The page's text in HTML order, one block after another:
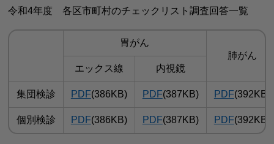
令和4年度 各区市町村のチェックリスト調査回答一覧
胃がん
肺がん
エックス線
内視鏡
集団検診 PDF(386KB) PDF(387KB) PDF(392KB)
個別検診 PDF(386KB) PDF(387KB) PDF(392KB)